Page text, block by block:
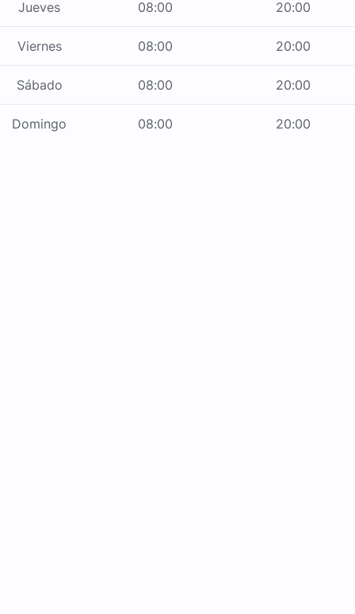
Jueves 08:00 20:00
Viernes 08:00 20:00
Sábado 08:00 20:00
Domingo 08:00 20:00